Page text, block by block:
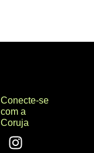
Conecte-se
com a
Coruja